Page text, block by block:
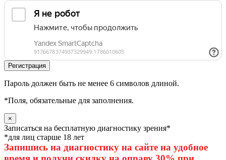
Пароль должен быть не менее 6 символов длиной.
*Поля, обязательные для заполнения.
×
Записаться на бесплатную диагностику зрения*
*для лиц старше 18 лет
Запишись на диагностику на сайте на удобное